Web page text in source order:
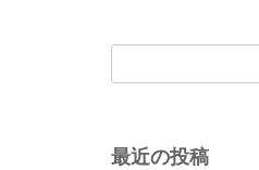
索:
最近の投稿